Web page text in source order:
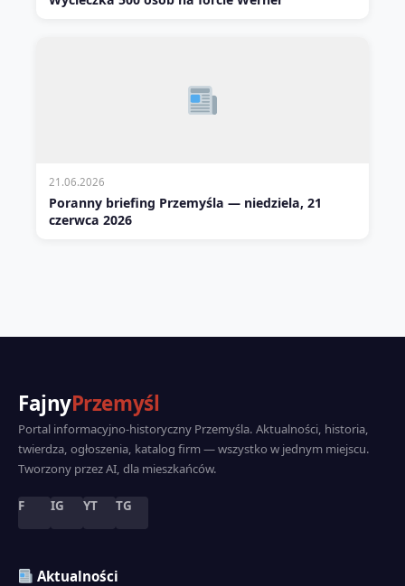
21.06.2026
Poranny briefing Przemyśla — niedziela, 21
czerwca 2026
FajnyPrzemyśl
Portal informacyjno-historyczny Przemyśla. Aktualności, historia,
twierdza, ogłoszenia, katalog firm — wszystko w jednym miejscu.
Tworzony przez AI, dla mieszkańców.
F IG YT TG
Aktualności